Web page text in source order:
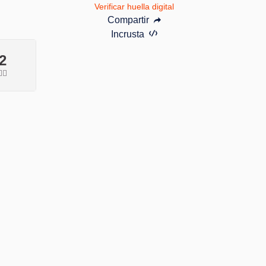
Verificar huella digital
Compartir
Incrusta